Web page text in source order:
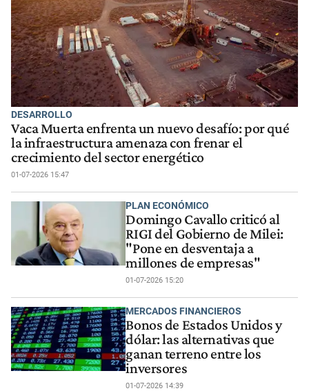
DESARROLLO
Vaca Muerta enfrenta un nuevo desafío: por qué
la infraestructura amenaza con frenar el
crecimiento del sector energético
01-07-2026 15:47
PLAN ECONÓMICO
Domingo Cavallo criticó al
RIGI del Gobierno de Milei:
"Pone en desventaja a
millones de empresas"
01-07-2026 15:20
MERCADOS FINANCIEROS
Bonos de Estados Unidos y
dólar: las alternativas que
ganan terreno entre los
inversores
01-07-2026 14:39